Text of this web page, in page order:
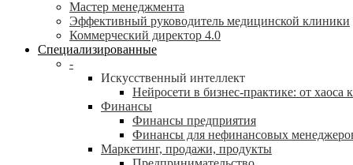
Мастер менеджмента
Эффективный руководитель медицинской клиники
Коммерческий директор 4.0
Специализированные
-
Искусственный интеллект
Нейросети в бизнес-практике: от хаоса
Финансы
Финансы предприятия
Финансы для нефинансовых
Маркетинг, продажи, продукты